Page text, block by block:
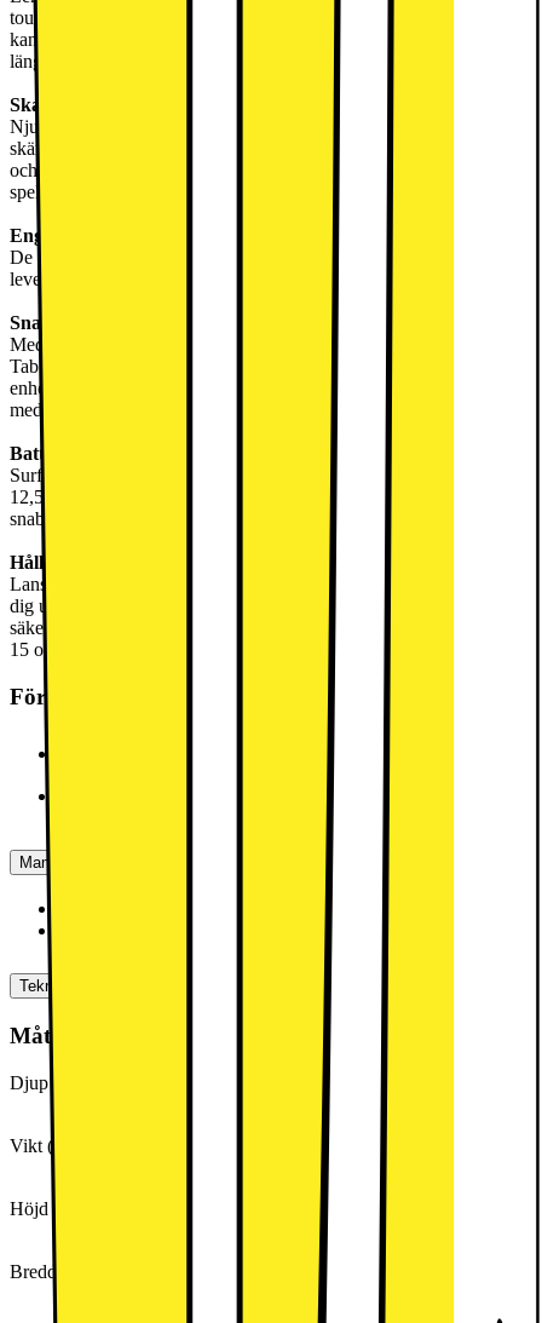
touch av stil utan också förbättrar greppkomforten. Dess rundade
kanter och ergonomiska konstruktion gör den enkel att hålla i under
längre perioder,
Skarp bild
Njut av en uppslukande tittarupplevelse med den 8,7-tums HD+-
skärmen. Skärmens ljusstyrka på 480 nit garanterar levande färger
och skarpa detaljer, vilket gör den perfekt för att titta på videor eller
spela spel oavsett ljusförhållanden.
Engagerande omgivning
De dubbla stereohögtalarna, inställda med Dolby Atmos-teknik,
levererar ett rikt och uppslukande ljud.
Snabb och stabil
Med en MediaTek Helio G85-åttakärnig processor erbjuder Lenovo
Tab One snabb och stabil prestanda. 64 GB lagringsutrymme på
enheten ger gott om utrymme för appar, media och dokument,
medan den integrerade GPU:n säkerställer smidig grafikrendering.
Batteritid hela dagen
Surfplattan är utrustad med ett 5100 mAh-batteri, vilket ger upp till
12,5 timmars videouppspelning på en enda laddning. Den har en
snabbladdningskapacitet på 15 .
Håll dig uppdaterad
Lanserad med Android 14 är Lenovo Tab One utformad för att hålla
dig uppdaterad med de senaste funktionerna och
säkerhetsuppdateringarna. Förvänta dig en uppgradering till Android
15 och två års säkerhetsuppdateringar.
Förpackningen innehåller
Manualer, Nedladdningar, Reklamation & Support
Teknisk specifikation
Mått & vikt
Djup (cm)
Vikt (g)
Höjd (cm)
Bredd (cm)